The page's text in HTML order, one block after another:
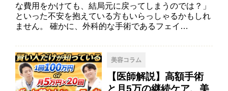
な費用をかけても、結局元に戻ってしまうのでは？」
といった不安を抱えている方もいらっしゃるかもしれ
ません。 確かに、外科的な手術であるフェイ…
美容コラム
【医師解説】高額手術
と月5万の継続ケア、美